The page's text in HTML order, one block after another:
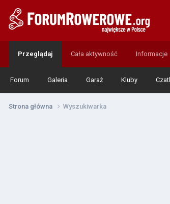
Przeglądaj
Forum Galeria Garaż Kluby
Cała aktywność Informacje
Strona główna Wyszukiwarka